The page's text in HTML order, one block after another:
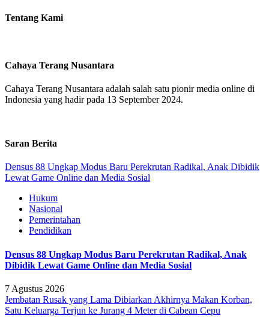
Tentang Kami
Cahaya Terang Nusantara
Cahaya Terang Nusantara adalah salah satu pionir media online di
Indonesia yang hadir pada 13 September 2024.
Saran Berita
Densus 88 Ungkap Modus Baru Perekrutan Radikal, Anak Dibidik
Lewat Game Online dan Media Sosial
Hukum
Nasional
Pemerintahan
Pendidikan
Densus 88 Ungkap Modus Baru Perekrutan Radikal, Anak
Dibidik Lewat Game Online dan Media Sosial
7 Agustus 2026
Jembatan Rusak yang Lama Dibiarkan Akhirnya Makan Korban,
Satu Keluarga Terjun ke Jurang 4 Meter di Cabean Cepu